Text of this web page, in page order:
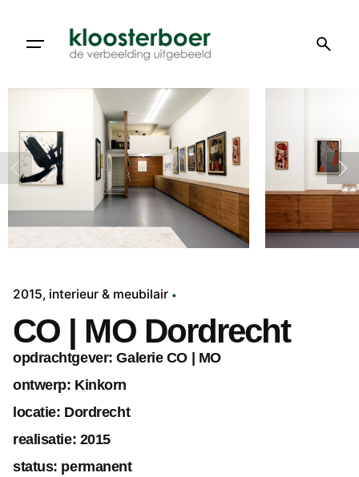
artikel
2015 interieur & meubilair
CO | MO Dordrecht
opdrachtgever: Galerie CO | MO
ontwerp: Kinkorn
locatie: Dordrecht
realisatie: 2015
status: permanent